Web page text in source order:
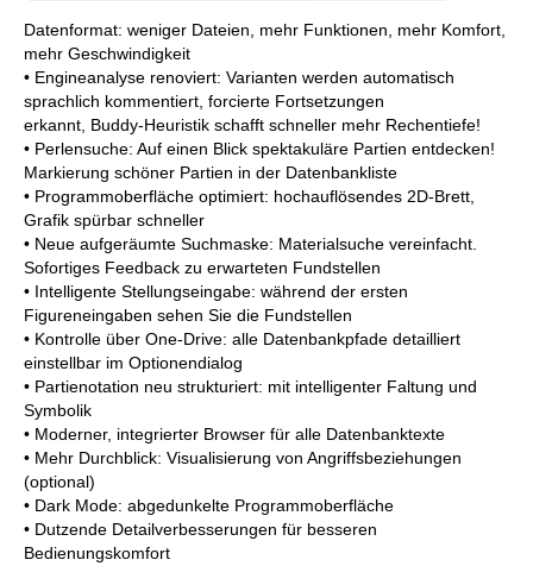
Datenformat: weniger Dateien, mehr Funktionen, mehr Komfort,
mehr Geschwindigkeit
• Engineanalyse renoviert: Varianten werden automatisch
sprachlich kommentiert, forcierte Fortsetzungen
erkannt, Buddy-Heuristik schafft schneller mehr Rechentiefe!
• Perlensuche: Auf einen Blick spektakuläre Partien entdecken!
Markierung schöner Partien in der Datenbankliste
• Programmoberfläche optimiert: hochauflösendes 2D-Brett,
Grafik spürbar schneller
• Neue aufgeräumte Suchmaske: Materialsuche vereinfacht.
Sofortiges Feedback zu erwarteten Fundstellen
• Intelligente Stellungseingabe: während der ersten
Figureneingaben sehen Sie die Fundstellen
• Kontrolle über One-Drive: alle Datenbankpfade detailliert
einstellbar im Optionendialog
• Partienotation neu strukturiert: mit intelligenter Faltung und
Symbolik
• Moderner, integrierter Browser für alle Datenbanktexte
• Mehr Durchblick: Visualisierung von Angriffsbeziehungen
(optional)
• Dark Mode: abgedunkelte Programmoberfläche
• Dutzende Detailverbesserungen für besseren
Bedienungskomfort